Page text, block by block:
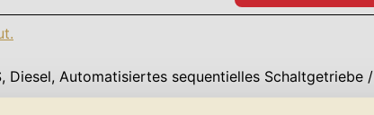
, Diesel, Automatisiertes sequentielles Schaltgetriebe /